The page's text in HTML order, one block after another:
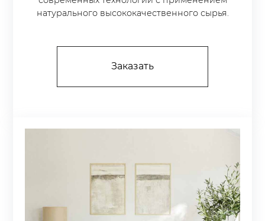
натурального высококачественного сырья.
Заказать